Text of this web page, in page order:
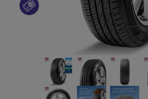
Кокшетау
Кызылорда
Павлодар